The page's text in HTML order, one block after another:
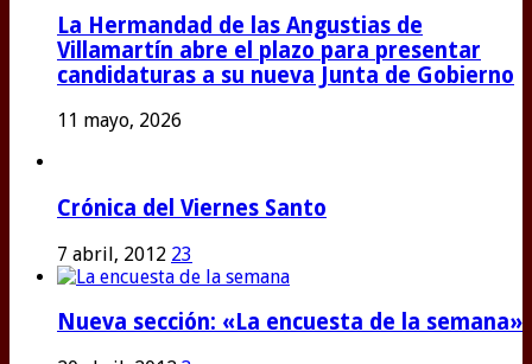
La Hermandad de las Angustias de
Villamartín abre el plazo para presentar
candidaturas a su nueva Junta de Gobierno
11 mayo, 2026
Crónica del Viernes Santo
7 abril, 2012 23
Nueva sección: «La encuesta de la semana»